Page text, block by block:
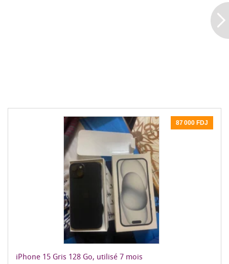
87 000 FDJ
iPhone 15 Gris 128 Go, utilisé 7 mois